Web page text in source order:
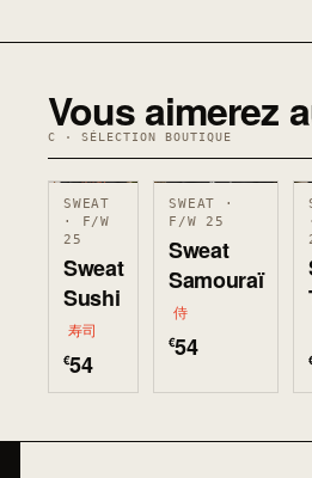
Vous aimerez
C · SÉLECTION BOUTIQUE
SWEAT
· F/W
25
Sweat
Sushi
寿司
€54
SWEAT ·
F/W 25
Sweat
Samouraï
侍
€54